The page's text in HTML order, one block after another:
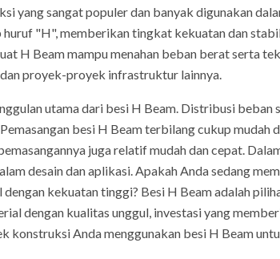
yang sangat populer dan banyak digunakan
huruf "H", memberikan tingkat kekuatan dan
H Beam mampu menahan beban berat serta
proyek-proyek infrastruktur lainnya.
utama dari besi H Beam. Distribusi beban
besi H Beam terbilang cukup mudah
juga relatif mudah dan cepat.
desain dan aplikasi. Apakah Anda sedang
kekuatan tinggi? Besi H Beam adalah
dengan kualitas unggul, investasi yang
konstruksi Anda menggunakan besi H Beam